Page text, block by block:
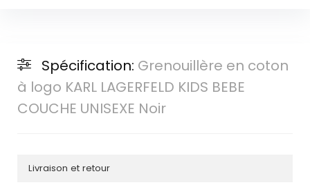
Spécification: Grenouillère en coton
à logo KARL LAGERFELD KIDS BEBE
COUCHE UNISEXE Noir
Livraison et retour